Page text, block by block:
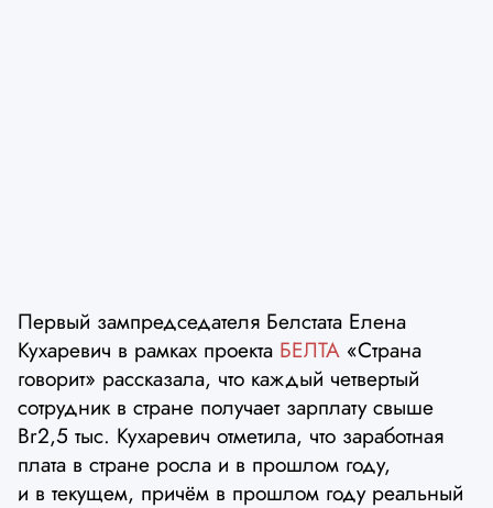
Первый зампредседателя Белстата Елена
Кухаревич в рамках проекта БЕЛТА «Страна
говорит» рассказала, что каждый четвертый
сотрудник в стране получает зарплату свыше
Br2,5 тыс. Кухаревич отметила, что заработная
плата в стране росла и в прошлом году,
и в текущем, причём в прошлом году реальный